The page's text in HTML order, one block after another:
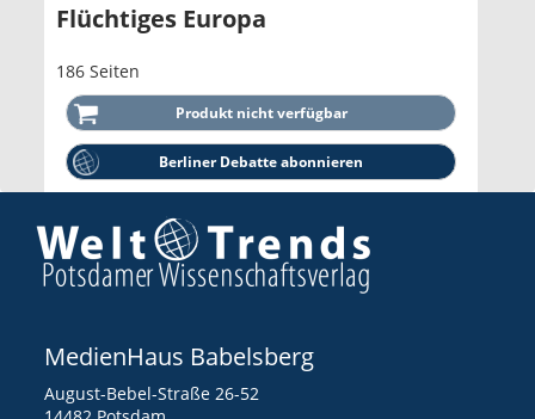
Flüchtiges Europa
186 Seiten
Berliner Debatte abonnieren
MedienHaus Babelsberg
August-Bebel-Straße 26-52